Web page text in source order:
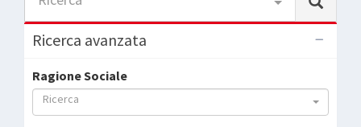
Ricerca avanzata
Ragione Sociale
Ricerca